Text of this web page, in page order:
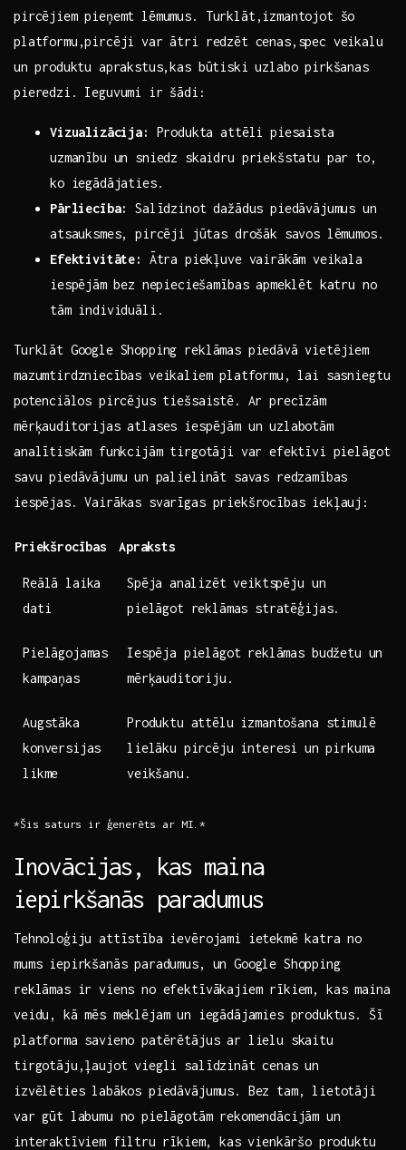
pircējiem pieņemt lēmumus. Turklāt,izmantojot šo
platformu,pircēji var ātri redzēt cenas,spec veikalu
⁣un produktu aprakstus,kas būtiski uzlabo pirkšanas
pieredzi. Ieguvumi ir šādi:
Vizualizācija:
Produkta attēli piesaista
uzmanību un​ sniedz skaidru priekšstatu par to,
ko iegādājaties.
Pārliecība:
Salīdzinot dažādus ​piedāvājumus un
atsauksmes, pircēji jūtas drošāk savos lēmumos.
Efektivitāte:
Ātra piekļuve vairākām veikala⁣
iespējām ⁢bez nepieciešamības apmeklēt katru no
tām ​individuāli.
Turklāt Google Shopping reklāmas piedāvā vietējiem
mazumtirdzniecības veikaliem⁣ platformu, lai sasniegtu
⁣potenciālos pircējus tiešsaistē. Ar precīzām
mērķauditorijas atlases iespējām un‌ uzlabotām
analītiskām⁢ funkcijām tirgotāji var ​efektīvi pielāgot
savu piedāvājumu un ⁤palielināt savas redzamības
iespējas. Vairākas svarīgas priekšrocības iekļauj:
Priekšrocības Apraksts
Reālā laika
dati
Spēja⁣ analizēt veiktspēju un
pielāgot ​reklāmas stratēģijas.
Pielāgojamas
kampaņas
Iespēja pielāgot reklāmas budžetu un
mērķauditoriju.
Augstāka
konversijas
likme
Produktu attēlu izmantošana stimulē
lielāku pircēju‌ interesi⁣ un pirkuma
veikšanu.
*Šis‌ saturs ir ģenerēts ar MI.*
Inovācijas, kas maina⁣
iepirkšanās paradumus
Tehnoloģiju attīstība ievērojami ietekmē⁢ katra no
mums iepirkšanās paradumus, un​ Google Shopping
reklāmas ​ir viens no ‌efektīvākajiem rīkiem, kas maina‍
veidu, kā mēs meklējam​ un ⁤iegādājamies produktus. Šī
platforma savieno patērētājus ar lielu skaitu
tirgotāju,ļaujot‍ viegli salīdzināt cenas un ​
izvēlēties labākos piedāvājumus. Bez tam, lietotāji
var gūt labumu no pielāgotām rekomendācijām un
interaktīviem⁢ filtru ⁣rīkiem, kas vienkāršo produktu